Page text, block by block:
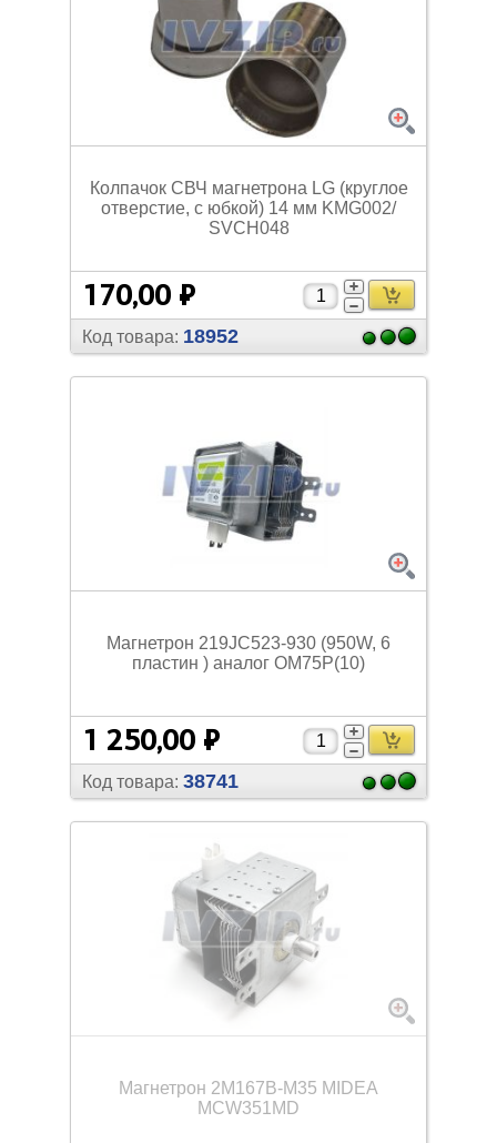
Колпачок СВЧ магнетрона LG (круглое
отверстие, с юбкой) 14 мм KMG002/
SVCH048
170,00 ₽
Код товара: 18952
Магнетрон 219JC523-930 (950W, 6
пластин ) аналог OM75P(10)
1 250,00 ₽
Код товара: 38741
Магнетрон 2M167B-M35 MIDEA
MCW351MD